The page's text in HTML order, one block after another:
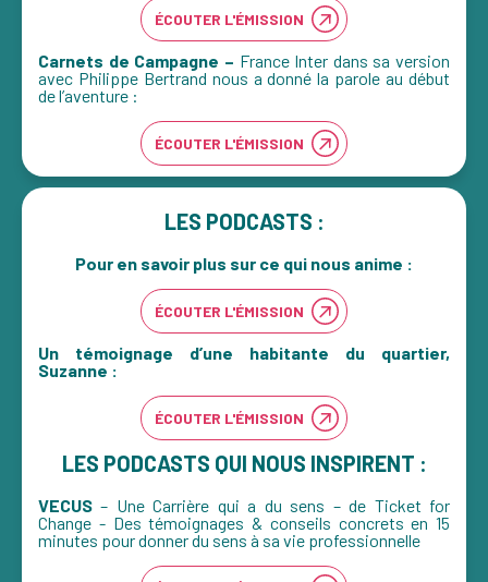
ÉCOUTER L'ÉMISSION
Carnets de Campagne – France Inter dans sa version
avec Philippe Bertrand nous a donné la parole au début
de l’aventure :
ÉCOUTER L'ÉMISSION
LES PODCASTS :
Pour en savoir plus sur ce qui nous anime :
ÉCOUTER L'ÉMISSION
Un témoignage d’une habitante du quartier,
Suzanne :
ÉCOUTER L'ÉMISSION
LES PODCASTS QUI NOUS INSPIRENT :
VECUS – Une Carrière qui a du sens – de Ticket for
Change - Des témoignages & conseils concrets en 15
minutes pour donner du sens à sa vie professionnelle